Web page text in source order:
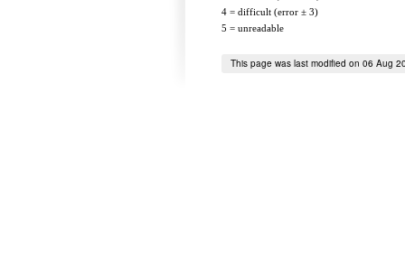
4 = difficult (error ± 3)
5 = unreadable
This page was last modified on 06 Aug